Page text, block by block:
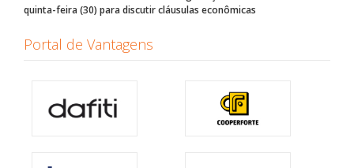
quinta-feira (30) para discutir cláusulas econômicas
Portal de Vantagens